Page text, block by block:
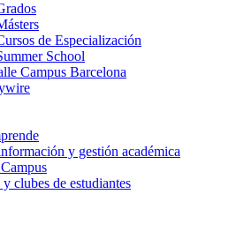
de Especialización
School
Campus Barcelona
y gestión académica
clubes de estudiantes